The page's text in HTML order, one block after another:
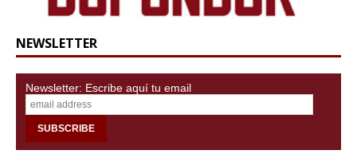
NEWSLETTER
Newsletter: Escribe aquí tu email